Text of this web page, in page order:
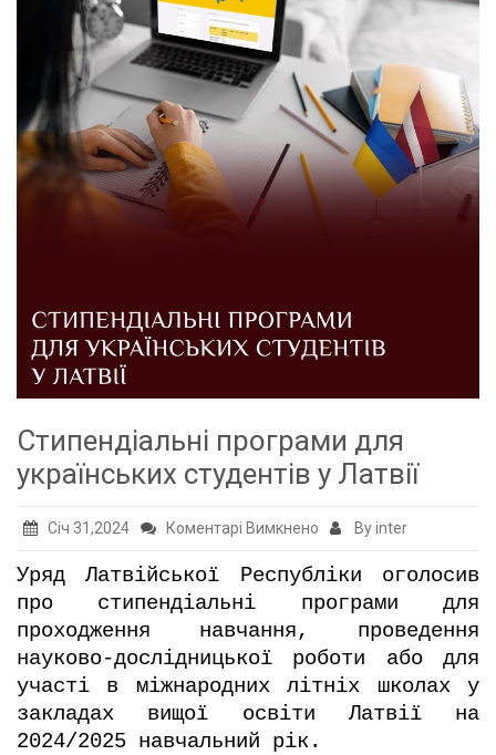
Стипендіальні програми для
українських студентів у Латвії
Січ 31,2024 Коментарі Вимкнено до
програми
для
українських
студентів
у
Латвії
By inter
Уряд Латвійської Республіки оголосив
про стипендіальні програми для
проходження навчання, проведення
науково-дослідницької роботи або для
участі в міжнародних літніх школах у
закладах вищої освіти Латвії на
2024/2025 навчальний рік.